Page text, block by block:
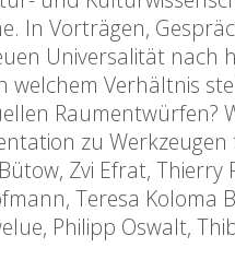
In Vorträgen,
Universalität
welchem Verhältnis
Raumentwürfen?
zu
Zvi Efrat,
Teresa Koloma
Philipp Oswalt,